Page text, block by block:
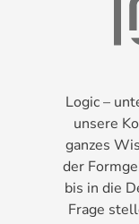
Logic –
unsere
ganzes
der
bis in die
Frage